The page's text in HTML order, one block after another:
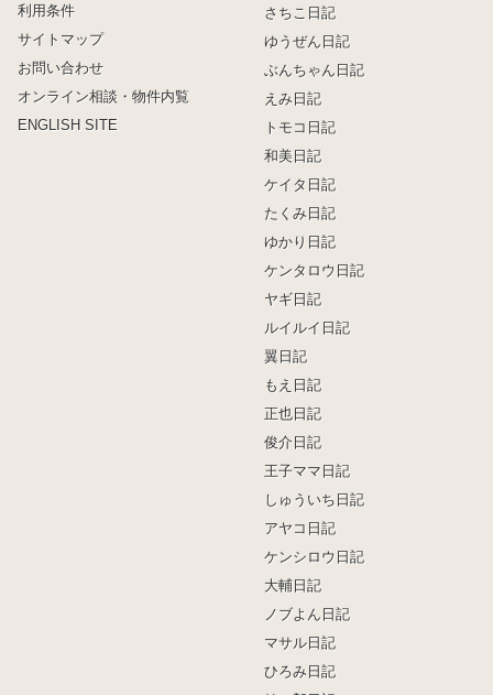
利用条件
サイトマップ
お問い合わせ
オンライン相談・物件内覧
ENGLISH SITE
さちこ日記
ゆうぜん日記
ぶんちゃん日記
えみ日記
トモコ日記
和美日記
ケイタ日記
たくみ日記
ゆかり日記
ケンタロウ日記
ヤギ日記
ルイルイ日記
翼日記
もえ日記
正也日記
俊介日記
王子ママ日記
しゅういち日記
アヤコ日記
ケンシロウ日記
大輔日記
ノブよん日記
マサル日記
ひろみ日記